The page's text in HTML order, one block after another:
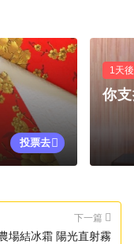
投票去
1天
你
下一篇
場結冰霜 陽光直射霧